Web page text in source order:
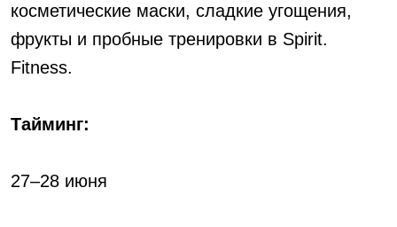
косметические маски, сладкие угощения,
фрукты и пробные тренировки в Spirit.
Fitness.
Тайминг:
27–28 июня